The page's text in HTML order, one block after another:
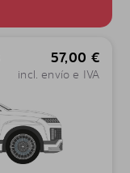
57,00 €
incl. envío e IVA